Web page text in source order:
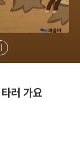
러 가요